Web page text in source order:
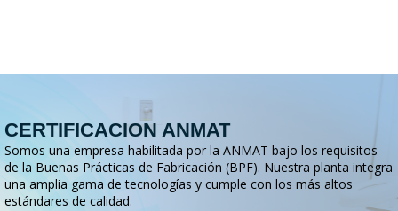
CERTIFICACION ANMAT
Somos una empresa habilitada por la ANMAT bajo los requisitos
de la Buenas Prácticas de Fabricación (BPF). Nuestra planta integra
una amplia gama de tecnologías y cumple con los más altos
estándares de calidad.